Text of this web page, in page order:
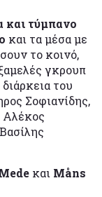
και τύμπανο
και τα μέσα με
το κοινό,
γκρουπ
του
Σοφιανίδης,
Αλέκος
και Måns